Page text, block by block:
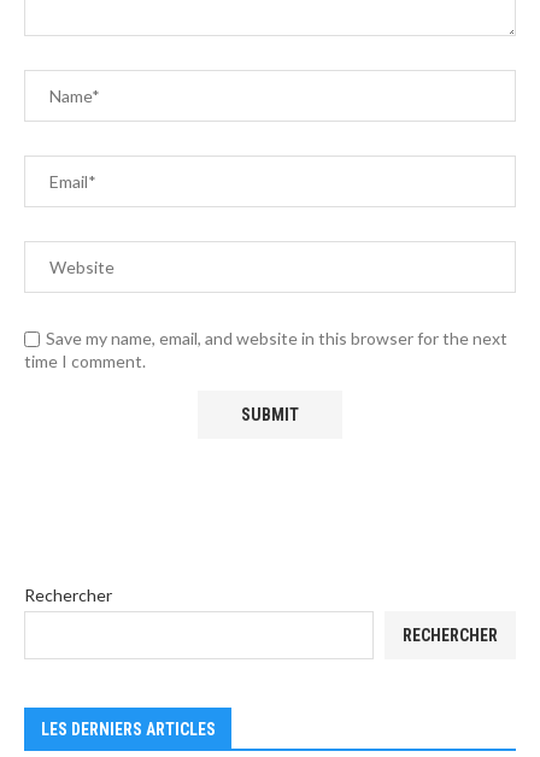
Save my name, email, and website in this browser for the next
time I comment.
Rechercher
RECHERCHER
LES DERNIERS ARTICLES